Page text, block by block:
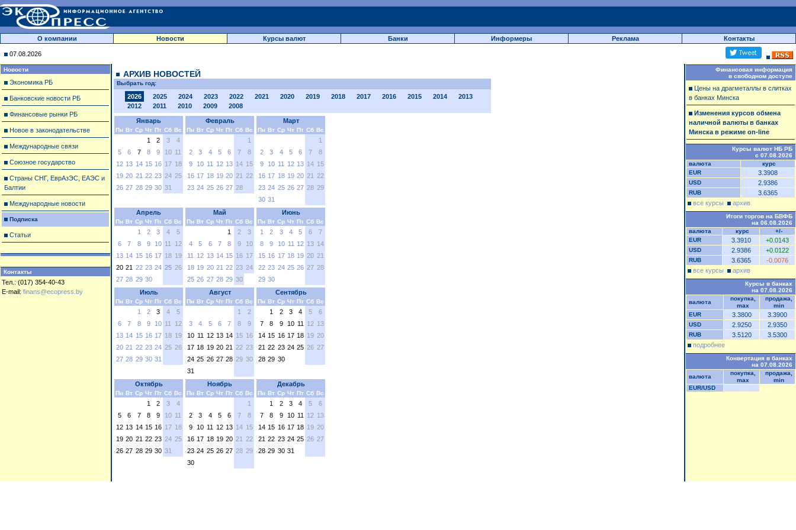
О компании Новости Курсы валют Банки Информеры Реклама Контакты
07.08.2026
Новости
Экономика РБ
Банковские новости РБ
Финансовые рынки РБ
Новое в законодательстве
Международные связи
Союзное государство
Страны СНГ, ЕврАзЭС, ЕАЭС и
Балтии
Международные новости
Подписка
Статьи
Контакты
Тел.: (017) 354-40-43
E-mail: finans@ecopress.by
АРХИВ НОВОСТЕЙ
Выбрать год:
2026 2025 2024 2023 2022 2021 2020 2019 2018 2017 2016 2015 2014
2013
2012
2011 2010 2009 2008
Январь
Пн Вт Ср Чт Пт Сб Вс
1 2 3
4
5
6 7 8 9 10 11
12 13 14 15 16 17 18
19 20 21 22 23 24 25
26 27 28 29 30 31
Февраль
Пн Вт Ср Чт Пт Сб Вс
1
2
3 4 5 6 7
8
9
10 11 12 13 14 15
16 17 18 19 20 21 22
23 24 25 26 27 28
Март
Пн Вт Ср Чт Пт Сб Вс
1
2
3 4 5 6 7
8
9
10 11 12 13 14 15
16 17 18 19 20 21 22
23 24 25 26 27 28 29
30 31
Апрель
Пн Вт Ср Чт Пт Сб Вс
1 2 3 4
5
6
7 8 9 10 11
12
13 14 15 16 17 18 19
20 21 22 23 24 25 26
27 28 29 30
Май
Пн Вт Ср Чт Пт Сб Вс
1 2
3
4
5 6 7 8 9
10
11
12 13 14 15 16 17
18 19 20 21 22 23 24
25 26 27 28 29 30
Июнь
Пн Вт Ср Чт Пт Сб Вс
1 2 3 4 5 6
7
8
9 10 11 12 13 14
15 16 17 18 19 20 21
22 23 24 25 26 27 28
29 30
Июль
Пн Вт Ср Чт Пт Сб Вс
1 2 3 4
5
6
7 8 9 10 11
12
13 14 15 16 17 18 19
20 21 22 23 24 25 26
27 28 29 30 31
Август
Пн Вт Ср Чт Пт Сб Вс
1
2
3
4 5 6 7 8
9
10 11 12 13 14 15 16
17 18 19 20 21 22 23
24 25 26 27 28 29 30
31
Сентябрь
Пн Вт Ср Чт Пт Сб Вс
1 2 3 4 5
6
7
8 9 10 11 12 13
14 15 16 17 18 19 20
21 22 23 24 25 26 27
28 29 30
Октябрь
Пн Вт Ср Чт Пт Сб Вс
1 2 3
4
5
6 7 8 9 10 11
12 13 14 15 16 17 18
19 20 21 22 23 24 25
26 27 28 29 30 31
Ноябрь
Пн Вт Ср Чт Пт Сб Вс
1
2
3 4 5 6 7
8
9
10 11 12 13 14 15
16 17 18 19 20 21 22
23 24 25 26 27 28 29
30
Декабрь
Пн Вт Ср Чт Пт Сб Вс
1 2 3 4 5
6
7
8 9 10 11 12 13
14 15 16 17 18 19 20
21 22 23 24 25 26 27
28 29 30 31
Финансовая информация
в свободном доступе
Цены на драгметаллы в слитках
в банках Минска
Изменения курсов обмена
наличной валюты в банках
Минска в режиме on-line
Курсы валют НБ РБ
с 07.08.2026
валюта
курс
EUR
3.3908
USD 2.9386
RUB
3.6365
все курсы
архив
Итоги торгов на БВФБ
на 06.08.2026
валюта
курс
+/-
EUR
3.3910 +0.0143
USD 2.9386 +0.0122
RUB 3.6365
-0.0076
все курсы
архив
Курсы в банках
на 07.08.2026
валюта
покупка,
max
продажа,
min
EUR
3.3800 3.3900
USD 2.9250 2.9350
RUB 3.5120
3.5300
подробнее
Конвертация в банках
на 07.08.2026
валюта
покупка,
max
продажа,
min
EUR/USD